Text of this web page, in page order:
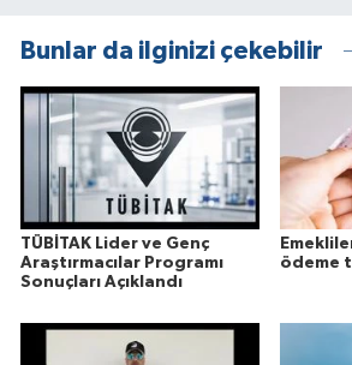
Bunlar da ilginizi çekebilir
TÜBİTAK Lider ve Genç
Araştırmacılar Programı
Sonuçları Açıklandı
ödeme